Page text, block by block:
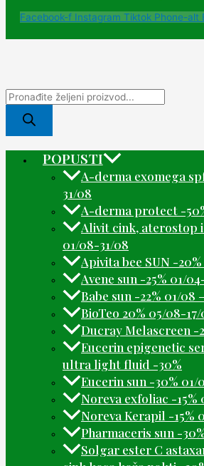
Facebook-f Instagram Tiktok Phone-alt
POPUSTI
A-derma exomega
31/08
A-derma protect -
Alivit cink, aterostop
01/08-31/08
Apivita bee SUN -
Avene sun -25% 01/
Babe sun -22% 01/08
BioTeo 20% 05/08-17/
Ducray Melascreen -
Eucerin epigenetic
ultra light fluid -30%
Eucerin sun -30% 01/
Noreva exfoliac -15%
Noreva Kerapil -15%
Pharmaceris sun -
Solgar ester C